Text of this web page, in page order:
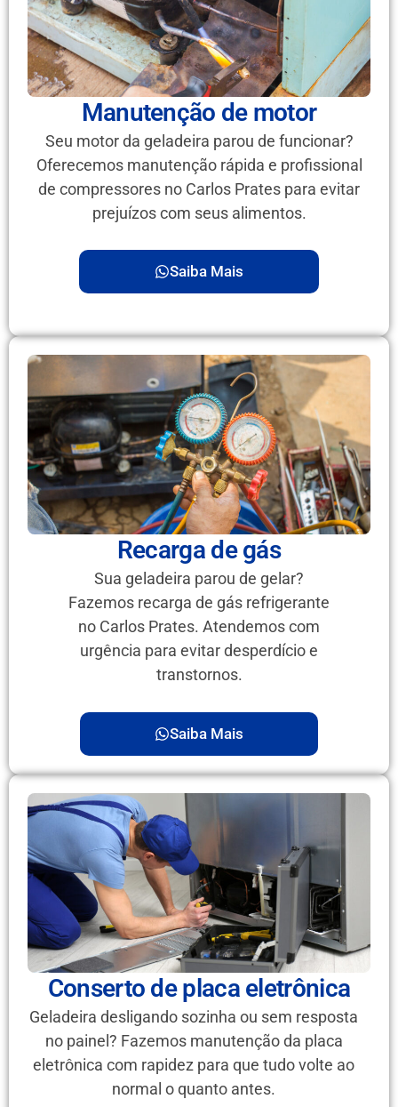
Manutenção de motor
Seu motor da geladeira parou de funcionar?
Oferecemos manutenção rápida e profissional
de compressores no Carlos Prates para evitar
prejuízos com seus alimentos.
Saiba Mais
Recarga de gás
Sua geladeira parou de gelar?
Fazemos recarga de gás refrigerante
no Carlos Prates. Atendemos com
urgência para evitar desperdício e
transtornos.
Saiba Mais
Conserto de placa eletrônica
Geladeira desligando sozinha ou sem resposta
no painel? Fazemos manutenção da placa
eletrônica com rapidez para que tudo volte ao
normal o quanto antes.